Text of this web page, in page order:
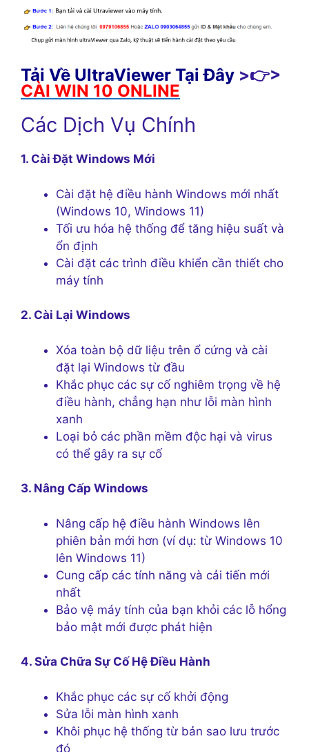
Tải Về UltraViewer Tại Đây >👉>
CÀI WIN 10 ONLINE
Các Dịch Vụ Chính
1. Cài Đặt Windows Mới
Cài đặt hệ điều hành Windows mới nhất
(Windows 10, Windows 11)
Tối ưu hóa hệ thống để tăng hiệu suất và
ổn định
Cài đặt các trình điều khiển cần thiết cho
máy tính
2. Cài Lại Windows
Xóa toàn bộ dữ liệu trên ổ cứng và cài
đặt lại Windows từ đầu
Khắc phục các sự cố nghiêm trọng về hệ
điều hành, chẳng hạn như lỗi màn hình
xanh
Loại bỏ các phần mềm độc hại và virus
có thể gây ra sự cố
3. Nâng Cấp Windows
Nâng cấp hệ điều hành Windows lên
phiên bản mới hơn (ví dụ: từ Windows 10
lên Windows 11)
Cung cấp các tính năng và cải tiến mới
nhất
Bảo vệ máy tính của bạn khỏi các lỗ hổng
bảo mật mới được phát hiện
4. Sửa Chữa Sự Cố Hệ Điều Hành
Khắc phục các sự cố khởi động
Sửa lỗi màn hình xanh
Khôi phục hệ thống từ bản sao lưu trước
đó